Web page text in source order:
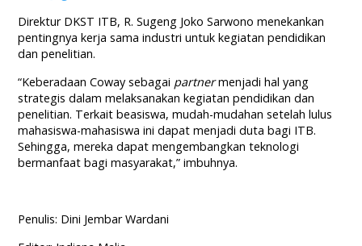
Direktur DKST ITB, R. Sugeng Joko Sarwono menekankan
pentingnya kerja sama industri untuk kegiatan pendidikan
dan penelitian.
“Keberadaan Coway sebagai partnermenjadi hal yang
strategis dalam melaksanakan kegiatan pendidikan dan
penelitian. Terkait beasiswa, mudah-mudahan setelah lulus
mahasiswa-mahasiswa ini dapat menjadi duta bagi ITB.
Sehingga, mereka dapat mengembangkan teknologi
bermanfaat bagi masyarakat,” imbuhnya.
Penulis: Dini Jembar Wardani